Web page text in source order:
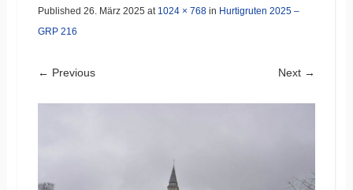
Published 26. März 2025 at 1024 × 768in Hurtigruten 2025 –
GRP 216
← Previous Next →